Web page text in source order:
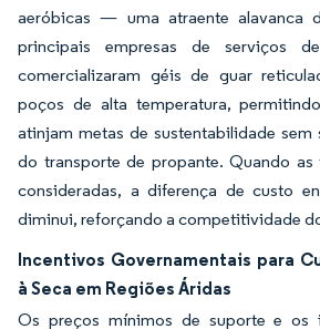
aeróbicas — uma atraente alavanca
principais empresas de serviços
comercializaram géis de guar
poços de alta temperatura,
atinjam metas de sustentabilidade
do transporte de propante. Quando as
consideradas, a diferença de custo
diminui, reforçando a competitividade
Incentivos Governamentais para
à Seca em Regiões Áridas
Os preços mínimos de suporte e os